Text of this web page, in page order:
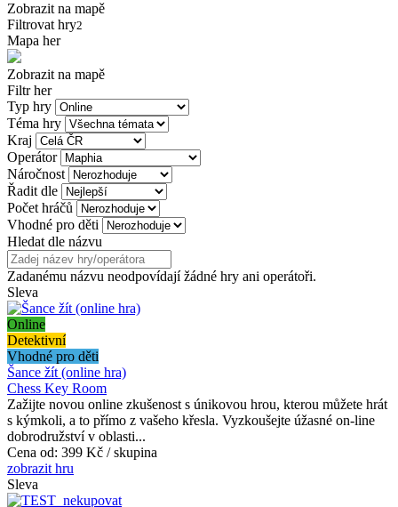
Zobrazit na mapě
Filtrovat hry2
Mapa her
Zobrazit na mapě
Filtr her
Typ hry
Téma hry
Kraj
Operátor
Náročnost
Řadit dle
Počet hráčů
Vhodné pro děti
Hledat dle názvu
Zadanému názvu neodpovídají žádné hry ani operátoři.
Sleva
Online
Detektivní
Vhodné pro děti
Šance žít (online hra)
Chess Key Room
Zažijte novou online zkušenost s únikovou hrou, kterou můžete hrát
s kýmkoli, a to přímo z vašeho křesla. Vyzkoušejte úžasné on-line
dobrodružství v oblasti...
Cena od: 399 Kč / skupina
zobrazit hru
Sleva